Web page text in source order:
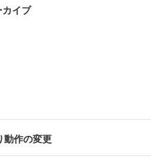
イブ
動作の変更